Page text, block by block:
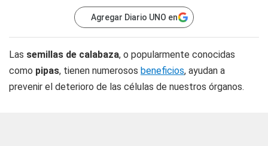
Agregar Diario UNO en
Las semillas de calabaza, o popularmente conocidas
como pipas, tienen numerosos beneficios, ayudan a
prevenir el deterioro de las células de nuestros órganos.